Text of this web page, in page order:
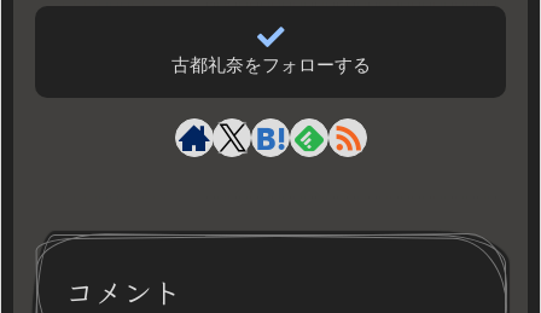
古都礼奈をフォローする
コメント